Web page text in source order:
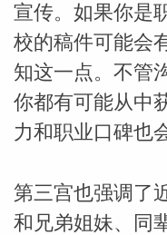
宣传。如果你是
校的稿件可能
知这一点。不管
你都有可能从中
力和职业口碑也
第三宫也强调了
和兄弟姐妹、同